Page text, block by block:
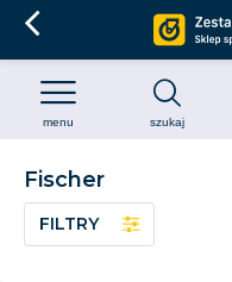
szukaj
menu
Fischer
FILTRY